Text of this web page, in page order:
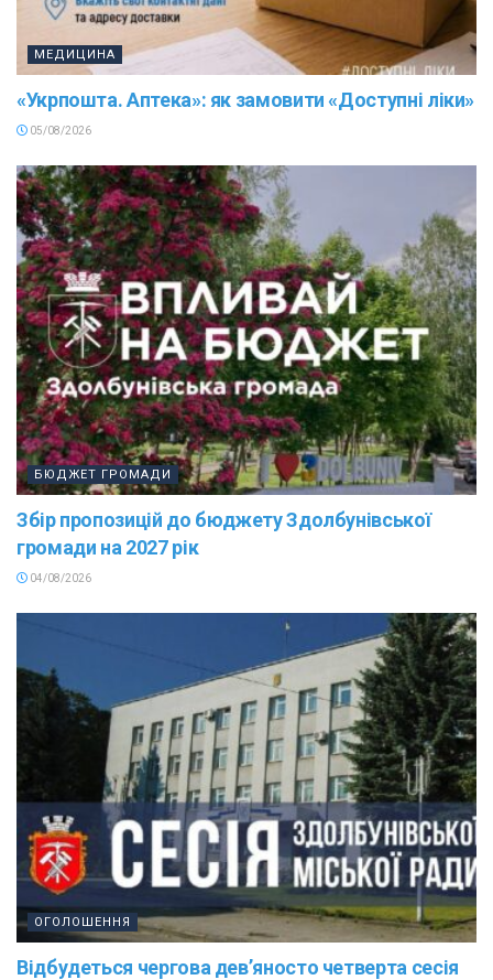
МЕДИЦИНА
«Укрпошта. Аптека»: як замовити «Доступні ліки»
05/08/2026
БЮДЖЕТ ГРОМАДИ
Збір пропозицій до бюджету Здолбунівської
громади на 2027 рік
04/08/2026
ОГОЛОШЕННЯ
Відбудеться чергова дев’яносто четверта сесія